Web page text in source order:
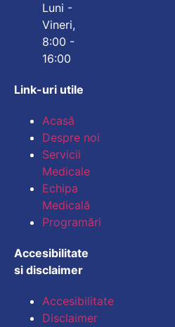
Luni -
Vineri,
8:00 -
16:00
Link-uri utile
Acasă
Despre noi
Servicii
Medicale
Echipa
Medicală
Programări
Accesibilitate
si disclaimer
Accesibilitate
Disclaimer